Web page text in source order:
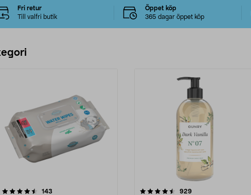
Fri retur
Till valfri butik
Öppet köp
365 dagar öppet köp
143
4.5 av 5 stjärnor 929recensioner
4.5 av 5 stjärnor